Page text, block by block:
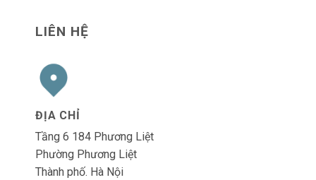
LIÊN HỆ
ĐỊA CHỈ
Tầng 6 184 Phương Liệt
Phường Phương Liệt
Thành phố. Hà Nội